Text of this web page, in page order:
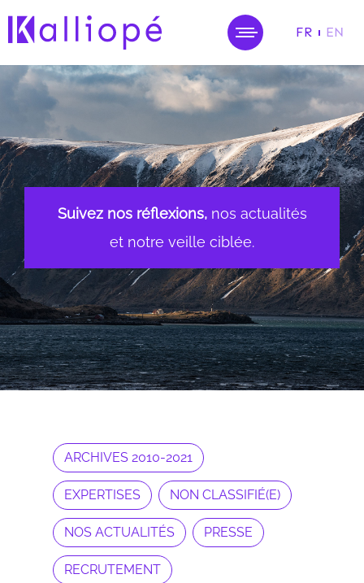
FR EN
Suivez nos réflexions, nos actualités
et notre veille ciblée.
ARCHIVES 2010-2021
EXPERTISES NON CLASSIFIÉ(E)
NOS ACTUALITÉS PRESSE
RECRUTEMENT